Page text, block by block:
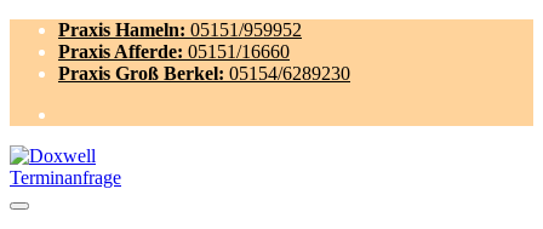
Praxis Hameln: 05151/959952
Praxis Afferde: 05151/16660
Praxis Groß Berkel: 05154/6289230
Terminanfrage